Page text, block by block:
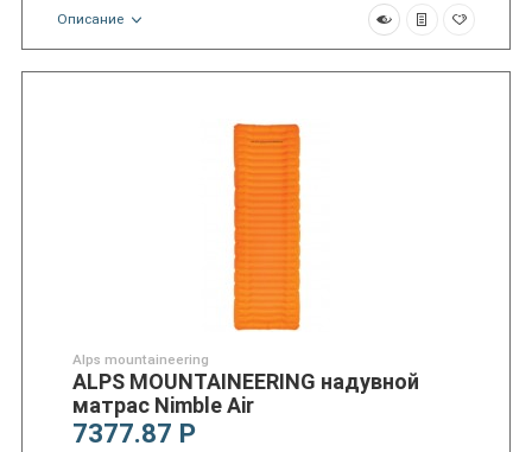
Описание
Alps mountaineering
ALPS MOUNTAINEERING надувной
матрас Nimble Air
7377.87 Р